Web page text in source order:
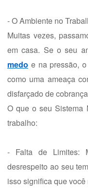
- O Ambiente no
Muitas vezes,
em casa. Se o seu
medo e na pressão,
como uma ameaça
disfarçado de
O que o seu Sistema
trabalho:
- Falta de Limites:
desrespeito ao seu
isso significa que